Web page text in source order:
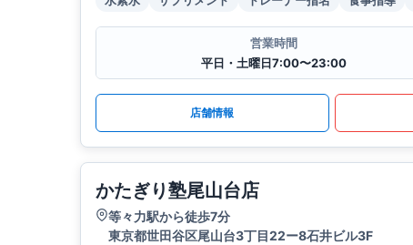
営業時間
平日・土曜日7:00〜23:00
店舗情報
かたぎり塾尾山台店
等々力駅から徒歩7分
東京都世田谷区尾山台3丁目22ー8石井ビル3F